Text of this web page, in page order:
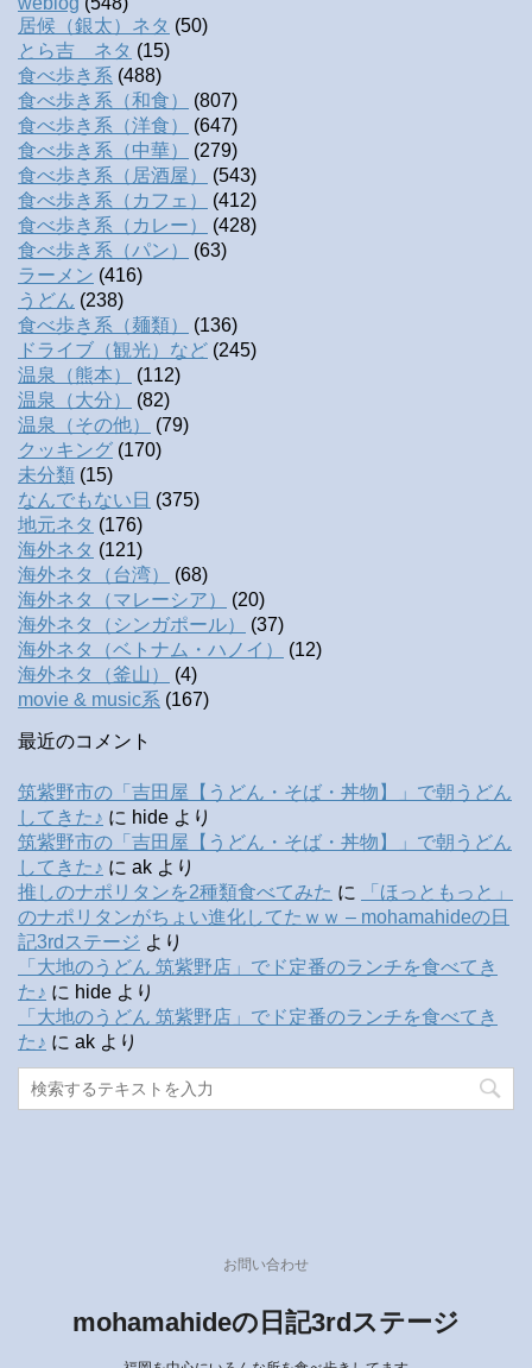
居候（銀太）ネタ (50)
とら吉 ネタ (15)
食べ歩き系 (488)
食べ歩き系（和食）
(807)
食べ歩き系（洋食）
(647)
食べ歩き系（中華）
(279)
食べ歩き系（居酒屋）
(543)
食べ歩き系（カフェ）
(412)
食べ歩き系（カレー）
(428)
食べ歩き系（パン）
(63)
ラーメン (416)
うどん (238)
食べ歩き系（麺類）
(136)
ドライブ（観光）など (245)
温泉（熊本）
(112)
温泉（大分）
(82)
温泉（その他）
(79)
クッキング (170)
未分類 (15)
なんでもない日 (375)
地元ネタ (176)
海外ネタ (121)
海外ネタ（台湾）
(68)
海外ネタ（マレーシア）
(20)
海外ネタ（シンガポール）
(37)
海外ネタ（ベトナム・ハノイ）
(12)
海外ネタ（釜山）
(4)
movie & music系 (167)
最近のコメント
筑紫野市の「吉田屋【うどん・そば・丼物】」で朝うどん
してきた♪ に hide より
筑紫野市の「吉田屋【うどん・そば・丼物】」で朝うどん
してきた♪ に ak より
推しのナポリタンを2種類食べてみた に
「ほっともっと」
のナポリタンがちょい進化してたｗｗ – mohamahideの日
記3rdステージ より
「大地のうどん 筑紫野店」でド定番のランチを食べてき
た♪ に hide より
「大地のうどん 筑紫野店」でド定番のランチを食べてき
た♪ に ak より
お問い合わせ
mohamahideの日記3rdステージ